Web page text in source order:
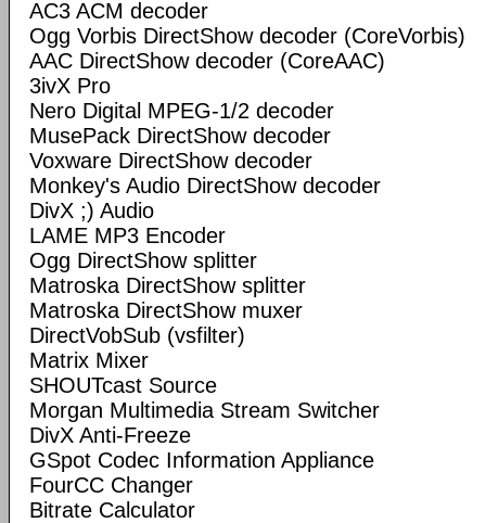
AC3 ACM decoder
Ogg Vorbis DirectShow decoder (CoreVorbis)
AAC DirectShow decoder (CoreAAC)
3ivX Pro
Nero Digital MPEG-1/2 decoder
MusePack DirectShow decoder
Voxware DirectShow decoder
Monkey's Audio DirectShow decoder
DivX ;) Audio
LAME MP3 Encoder
Ogg DirectShow splitter
Matroska DirectShow splitter
Matroska DirectShow muxer
DirectVobSub (vsfilter)
Matrix Mixer
SHOUTcast Source
Morgan Multimedia Stream Switcher
DivX Anti-Freeze
GSpot Codec Information Appliance
FourCC Changer
Bitrate Calculator